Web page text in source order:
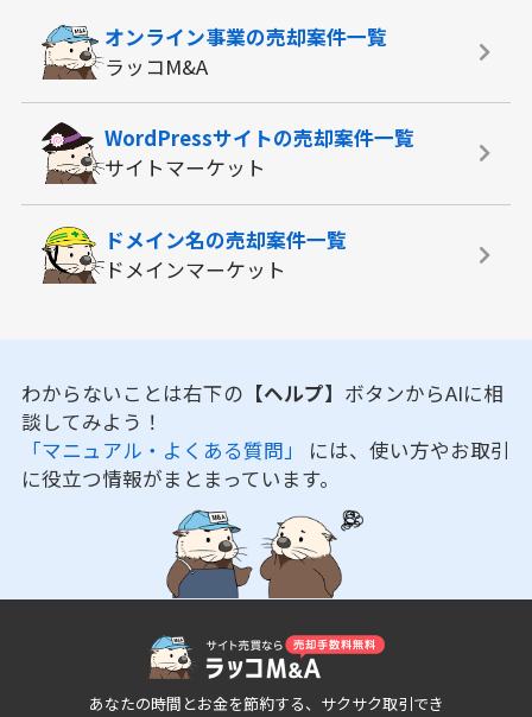
オンライン事業の売却案件一覧
ラッコM&A
WordPressサイトの売却案件一覧
サイトマーケット
ドメイン名の売却案件一覧
ドメインマーケット
わからないことは右下の 【ヘルプ】 ボタンからAIに相
談してみよう！
「マニュアル・よくある質問」 には、使い方やお取引
に役立つ情報がまとまっています。
あなたの時間とお金を節約する、サクサク取引でき